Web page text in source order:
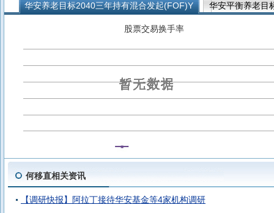
华安养老目标2040三年持有混合发起(FOF)Y
华安平衡养老目
华安养老目标2040三年持有混合发起(FOF)A
股票交易换手率
何移直相关资讯
【调研快报】阿拉丁接待华安基金等4家机构调研